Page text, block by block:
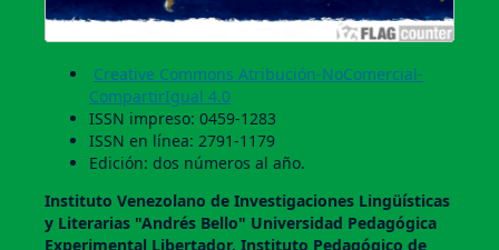
Creative Commons Atribución-NoComercial-
CompartirIgual 4.0
ISSN impreso: 0459-1283
ISSN en línea: 2791-1179
Edición: dos números al año.
Instituto Venezolano de Investigaciones Lingüí­sticas
y Literarias "Andrés Bello" Universidad Pedagógica
Experimental Libertador. Instituto Pedagógico de